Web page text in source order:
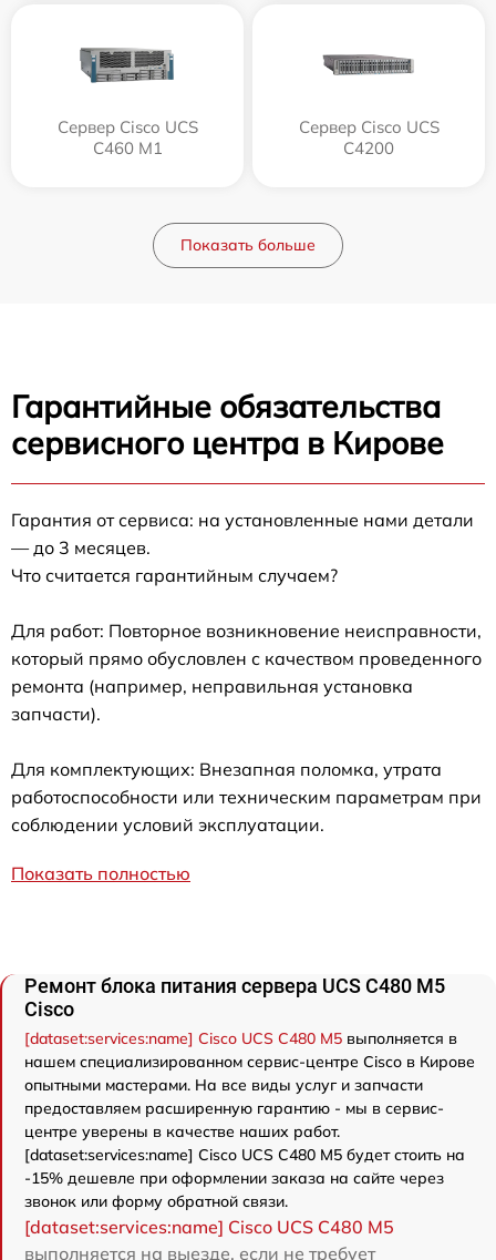
Сервер Cisco UCS
C460 M1
Сервер Cisco UCS
C4200
Показать больше
Гарантийные обязательства
сервисного центра в Кирове
Гарантия от сервиса: на установленные нами детали
— до 3 месяцев.
Что считается гарантийным случаем?
Для работ: Повторное возникновение неисправности,
который прямо обусловлен с качеством проведенного
ремонта (например, неправильная установка
запчасти).
Для комплектующих: Внезапная поломка, утрата
работоспособности или техническим параметрам при
соблюдении условий эксплуатации.
Показать полностью
Ремонт блока питания сервера UCS C480 M5
Cisco
[dataset:services:name] Cisco UCS C480 M5 выполняется в
нашем специализированном сервис-центре Cisco в Кирове
опытными мастерами. На все виды услуг и запчасти
предоставляем расширенную гарантию - мы в сервис-
центре уверены в качестве наших работ.
[dataset:services:name] Cisco UCS C480 M5 будет стоить на
-15% дешевле при оформлении заказа на сайте через
звонок или форму обратной связи.
[dataset:services:name] Cisco UCS C480 M5
выполняется на выезде, если не требует